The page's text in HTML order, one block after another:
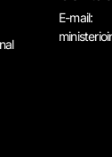
E-mail: